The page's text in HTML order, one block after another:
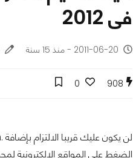
فى 2012
2011-06-20 - منذ 15 سنة
908
0